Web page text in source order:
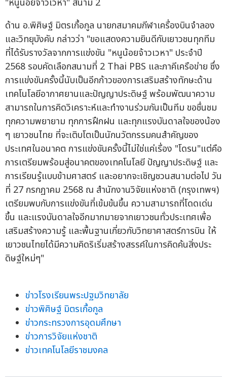
ด้าน อ.พิศิษฐ์ มิตรเกื้อกูล นายกสมาคมกีฬาเครื่องบินจำลอง
และวิทยุบังคับ กล่าวว่า "ขอแสดงความยินดีกับเยาวชนทุกทีม
ที่ได้รับรางวัลจากการแข่งขัน "หนูน้อยจ้าวเวหา" ประจำปี
2568 รอบคัดเลือกสนามที่ 2 Thai PBS และภาคีเครือข่าย ซึ่ง
การแข่งขันครั้งนี้นับเป็นอีกก้าวของการเสริมสร้างทักษะด้าน
เทคโนโลยีอากาศยานและปัญญาประดิษฐ์ พร้อมพัฒนาความ
สามารถในการคิดวิเคราะห์และทำงานร่วมกันเป็นทีม ขอชื่นชม
ทุกความพยายาม ทุกการฝึกฝน และทุกแรงบันดาลใจของน้อง
ๆ เยาวชนไทย ที่จะเติบโตเป็นนักนวัตกรรมคนสำคัญของ
ประเทศในอนาคต การแข่งขันครั้งนี้ไม่ใช่แค่เรื่อง "โดรน"แต่คือ
การเตรียมพร้อมสู่อนาคตของเทคโนโลยี ปัญญาประดิษฐ์ และ
การเรียนรู้แบบข้ามศาสตร์ และอยากจะเชิญชวนสนามต่อไป วัน
ที่ 27 กรกฏาคม 2568 ณ สำนักงานวิจัยแห่งชาติ (กรุงเทพฯ)
เตรียมพบกับการแข่งขันที่เข้มข้นขึ้น ความสามารถที่โดดเด่น
ขึ้น และแรงบันดาลใจอีกมากมายจากเยาวชนทั่วประเทศเพื่อ
เสริมสร้างความรู้ และพื้นฐานเกี่ยวกับวิทยาศาสตร์การบิน ให้
เยาวชนไทยได้มีความคิดริเริ่มสร้างสรรค์ในการคิดค้นสิ่งประ
ดิษฐ์ใหม่ๆ"
ข่าวโรงเรียนพระปฐมวิทยาลัย
ข่าวพิศิษฐ์ มิตรเกื้อกูล
ข่าวกระทรวงการอุดมศึกษา
ข่าวการวิจัยแห่งชาติ
ข่าวเทคโนโลยีราชมงคล